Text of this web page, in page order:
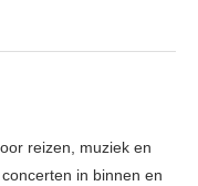
reizen, muziek en
in binnen en